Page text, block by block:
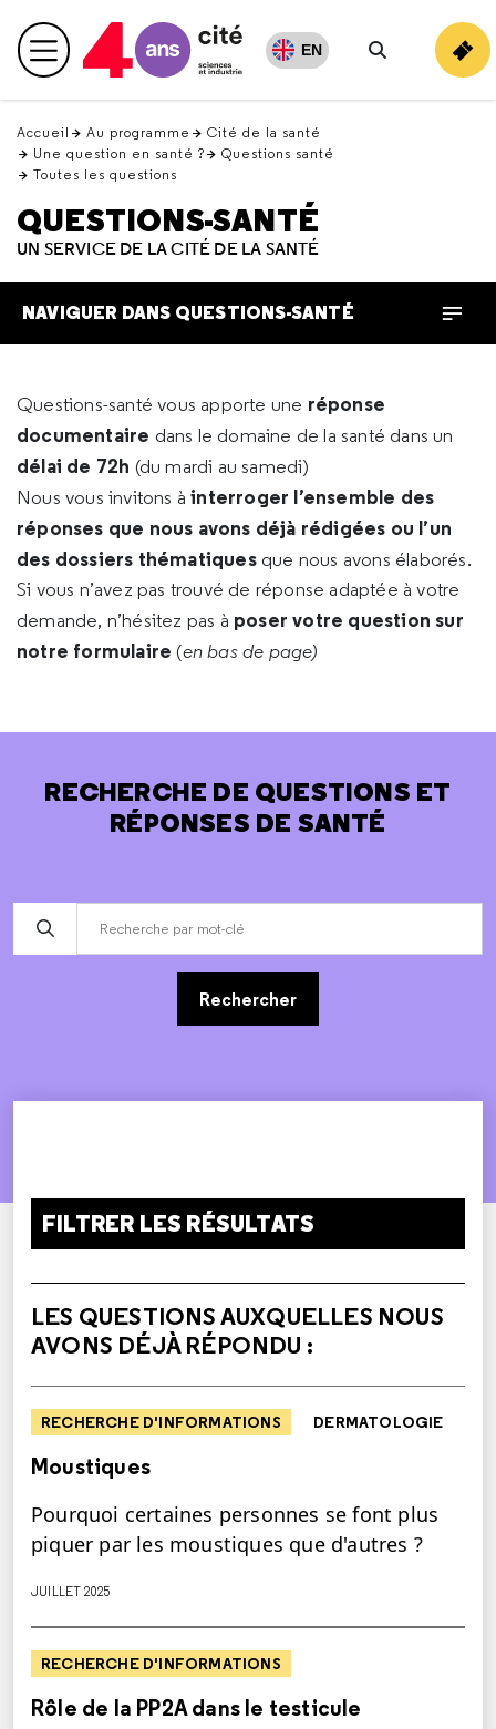
en
haut Menu principal EN
Rechercher
Accueil Au programme
Cité de la santé
Une question en santé ?
Questions santé
Toutes les questions
QUESTIONS-SANTÉ
UN SERVICE DE LA CITÉ DE LA SANTÉ
NAVIGUER DANS QUESTIONS-SANTÉ
Questions-santé vous apporte une réponse
documentaire dans le domaine de la santé dans un
délai de 72h (du mardi au samedi)
Nous vous invitons àinterroger l’ensemble des
réponses que nous avons déjà rédigées ou l’un
des dossiers thématiques que nous avons élaborés.
Si vous n’avez pas trouvé de réponse adaptée à votre
demande, n’hésitez pas à poser votre question sur
notre formulaire (en bas de page)
RECHERCHE DE QUESTIONS ET
RÉPONSES DE SANTÉ
Rechercher
FILTRER LES RÉSULTATS
LES QUESTIONS AUXQUELLES NOUS
AVONS DÉJÀ RÉPONDU :
RECHERCHE D'INFORMATIONS DERMATOLOGIE
Moustiques
Pourquoi certaines personnes se font plus
piquer par les moustiques que d'autres ?
JUILLET 2025
RECHERCHE D'INFORMATIONS
Rôle de la PP2A dans le testicule